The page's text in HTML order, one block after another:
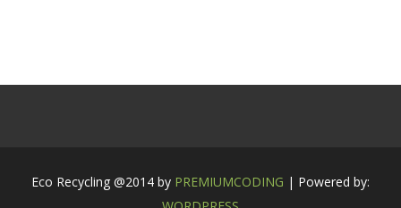
Eco Recycling @2014 by PREMIUMCODING | Powered by: